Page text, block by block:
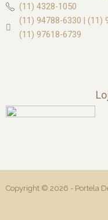
(11) 4328-1050
(11) 94788-6330 | (11)
(11) 97618-6739
Copyright © 2026 - Portela